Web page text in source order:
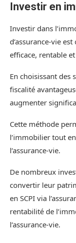
Investir en
Investir dans
d’assurance-vie
efficace, rentable
En choisissant des
fiscalité
augmenter
Cette méthode
l’immobilier tout
l’assurance-vie.
De nombreux
convertir leur
en SCPI via
rentabilité de
l’assurance-vie.